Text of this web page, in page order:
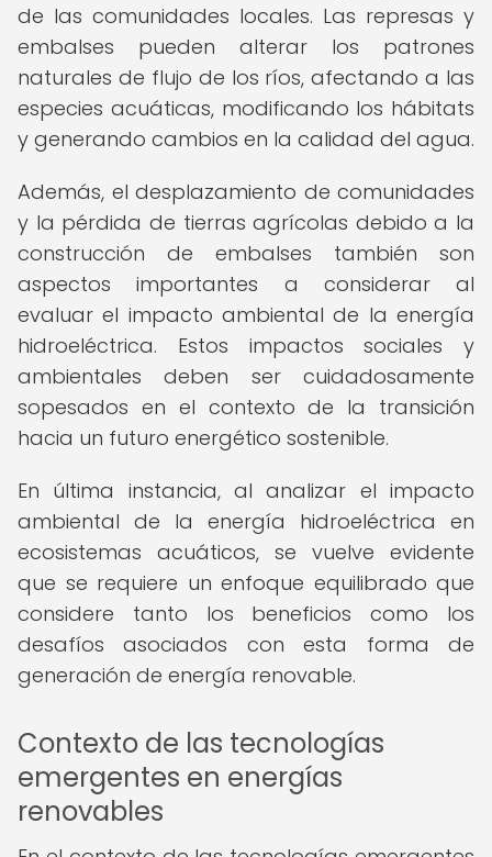
de las comunidades locales. Las represas y
embalses pueden alterar los patrones
naturales de flujo de los ríos, afectando a las
especies acuáticas, modificando los hábitats
y generando cambios en la calidad del agua.
Además, el desplazamiento de comunidades
y la pérdida de tierras agrícolas debido a la
construcción de embalses también son
aspectos importantes a considerar al
evaluar el impacto ambiental de la energía
hidroeléctrica. Estos impactos sociales y
ambientales deben ser cuidadosamente
sopesados en el contexto de la transición
hacia un futuro energético sostenible.
En última instancia, al analizar el impacto
ambiental de la energía hidroeléctrica en
ecosistemas acuáticos, se vuelve evidente
que se requiere un enfoque equilibrado que
considere tanto los beneficios como los
desafíos asociados con esta forma de
generación de energía renovable.
Contexto de las tecnologías
emergentes en energías
renovables